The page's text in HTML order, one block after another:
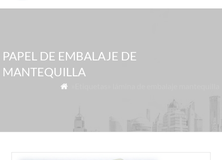
PAPEL DE EMBALAJE DE
MANTEQUILLA
